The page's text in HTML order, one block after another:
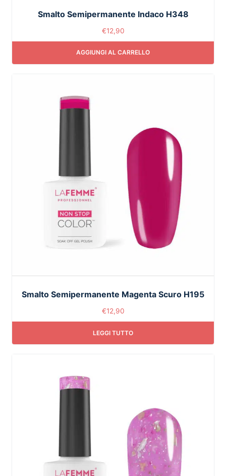
Smalto Semipermanente Indaco H348
€12,90
AGGIUNGI AL CARRELLO
Smalto Semipermanente Magenta Scuro H195
€12,90
LEGGI TUTTO